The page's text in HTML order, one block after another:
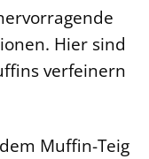
Hier sind
verfeinern
Muffin-Teig